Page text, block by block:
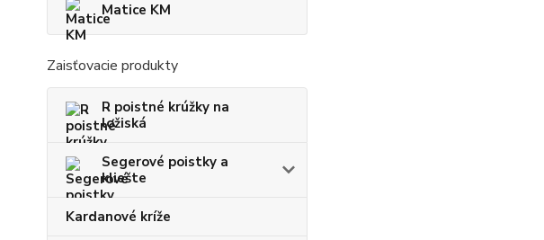
Matice KM
Zaisťovacie produkty
R poistné krúžky na
ložiská
Segerové poistky a
kliešte
Kardanové kríže